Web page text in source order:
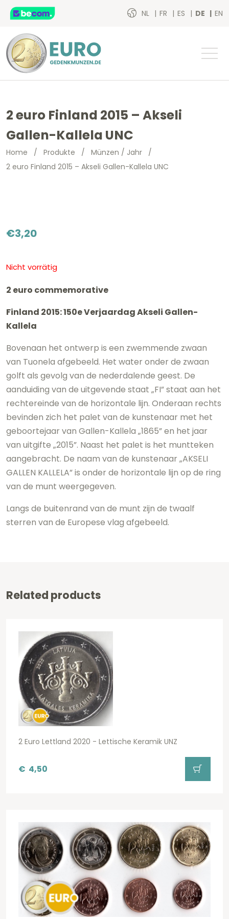
NL FR ES DE EN
2 euro Finland 2015 – Akseli
Gallen-Kallela UNC
Home / Produkte / Münzen / Jahr /
2 euro Finland 2015 – Akseli Gallen-Kallela UNC
€3,20
Nicht vorrätig
2 euro commemorative
Finland 2015: 150e Verjaardag Akseli Gallen-
Kallela
Bovenaan het ontwerp is een zwemmende zwaan
van Tuonela afgebeeld. Het water onder de zwaan
golft als gevolg van de nederdalende geest. De
aanduiding van de uitgevende staat „FI” staat aan het
rechtereinde van de horizontale lijn. Onderaan rechts
bevinden zich het palet van de kunstenaar met het
geboortejaar van Gallen-Kallela „1865” en het jaar
van uitgifte „2015”. Naast het palet is het muntteken
aangebracht. De naam van de kunstenaar „AKSELI
GALLEN KALLELA” is onder de horizontale lijn op de ring
van de munt weergegeven.
Langs de buitenrand van de munt zijn de twaalf
sterren van de Europese vlag afgebeeld.
Related products
2 Euro Lettland 2020 - Lettische Keramik UNZ
€ 4,50